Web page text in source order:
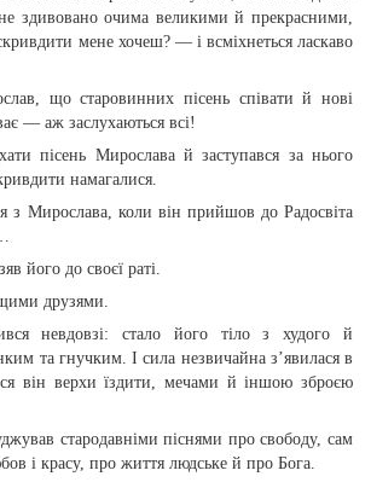
здивовано очима великими й прекрасними,
мене хочеш? — і всміхнеться ласкаво
що старовинних пісень співати й нові
— аж заслухаються всі!
пісень Мирослава й заступався за нього
намагалися.
з Мирослава, коли він прийшов до Радосвіта
його до своєї раті.
друзями.
невдовзі: стало його тіло з худого й
та гнучким. І сила незвичайна з’явилася в
він верхи їздити, мечами й іншою зброєю
стародавніми піснями про свободу, сам
і красу, про життя людське й про Бога.